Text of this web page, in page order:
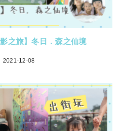
影之旅】冬日．森之仙境
2021-12-08